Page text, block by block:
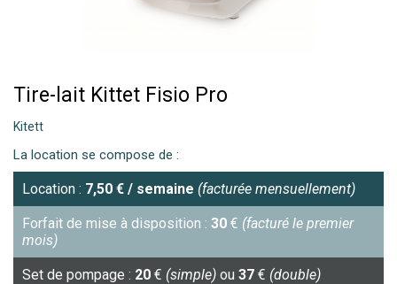
Tire-lait Kittet Fisio Pro
Kitett
La location se compose de :
Location : 7,50 € / semaine (facturée mensuellement)
Forfait de mise à disposition : 30 € (facturé le premier
mois)
Set de pompage : 20 € (simple) ou 37 € (double)